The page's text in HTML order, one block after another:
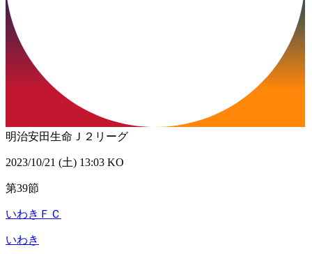
明治安田生命Ｊ２リーグ
2023/10/21 (土) 13:03 KO
第39節
いわきＦＣ
いわき